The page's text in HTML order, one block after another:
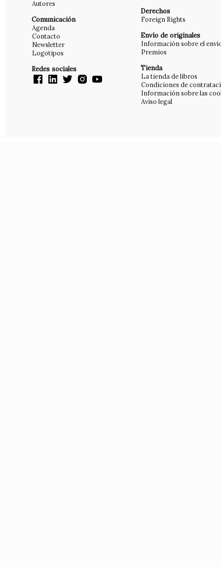
Autores
Comunicación
Agenda
Contacto
Newsletter
Logotipos
Redes sociales
Derechos
Foreign Rights
Envío de originales
Información sobre el
Premios
Tienda
La tienda de libros
Condiciones de
Información sobre las
Aviso legal